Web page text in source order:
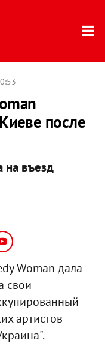
после
на въезд
Woman дала
свои
артистов